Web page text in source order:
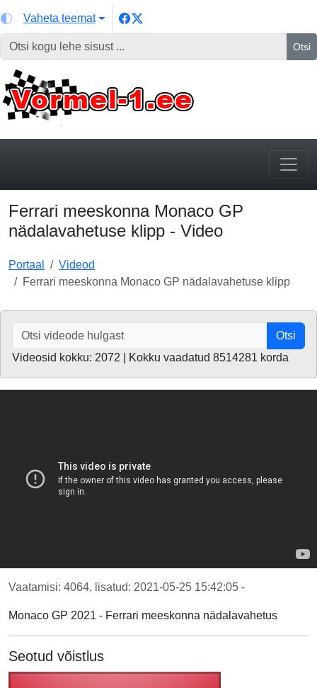
Vaheta teemat
Otsi
Ferrari meeskonna Monaco GP
nädalavahetuse klipp - Video
Portaal
Videod
Ferrari meeskonna Monaco GP nädalavahetuse klipp
Otsi
Videosid kokku: 2072 | Kokku vaadatud 8514281 korda
Vaatamisi: 4064, lisatud: 2021-05-25 15:42:05 -
Monaco GP 2021 - Ferrari meeskonna nädalavahetus
Seotud võistlus